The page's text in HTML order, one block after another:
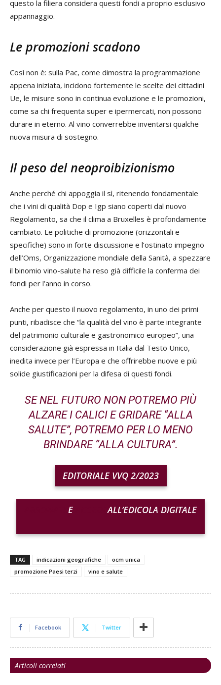
questo la filiera considera questi fondi a proprio esclusivo
appannaggio.
Le promozioni scadono
Così non è: sulla Pac, come dimostra la programmazione
appena iniziata, incidono fortemente le scelte dei cittadini
Ue, le misure sono in continua evoluzione e le promozioni,
come sa chi frequenta super e ipermercati, non possono
durare in eterno. Al vino converrebbe inventarsi qualche
nuova misura di sostegno.
Il peso del neoproibizionismo
Anche perché chi appoggia il sì, ritenendo fondamentale
che i vini di qualità Dop e Igp siano coperti dal nuovo
Regolamento, sa che il clima a Bruxelles è profondamente
cambiato. Le politiche di promozione (orizzontali e
specifiche) sono in forte discussione e l’ostinato impegno
dell’Oms, Organizzazione mondiale della Sanità, a spezzare
il binomio vino-salute ha reso già difficile la conferma dei
fondi per l’anno in corso.
Anche per questo il nuovo regolamento, in uno dei primi
punti, ribadisce che “la qualità del vino è parte integrante
del patrimonio culturale e gastronomico europeo”, una
considerazione già espressa in Italia dal Testo Unico,
inedita invece per l’Europa e che offrirebbe nuove e più
solide giustificazioni per la difesa di questi fondi.
SE NEL FUTURO NON POTREMO PIÙ
ALZARE I CALICI E GRIDARE “ALLA
SALUTE”, POTREMO PER LO MENO
BRINDARE “ALLA CULTURA”.
EDITORIALE VVQ 2/2023
E ALL’EDICOLA DIGITALE
TAG indicazioni geografiche
ocm unica
promozione Paesi terzi
vino e salute
Facebook Twitter
Articoli correlati